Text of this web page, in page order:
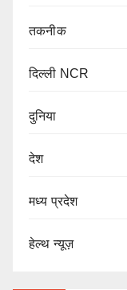
तकनीक
दिल्ली NCR
दुनिया
देश
मध्य प्रदेश
हेल्थ न्यूज़